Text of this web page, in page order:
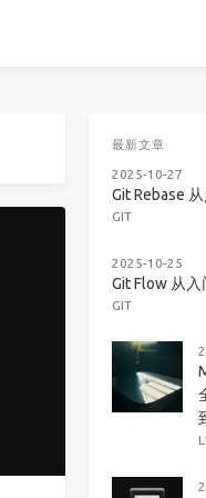
最新文章
2025-10-27
Git Rebase
GIT
2025-10-25
Git Flow 从入
GIT